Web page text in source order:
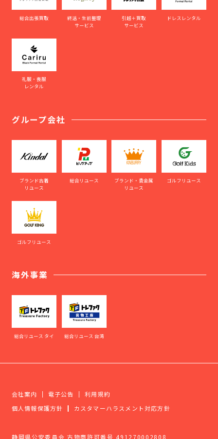
総合出張買取
終活・生前整理
サービス
引越＋買取
サービス
ドレスレンタル
礼服・喪服
レンタル
グループ会社
ブランド古着
リユース
総合リユース
ブランド・貴金属
リユース
ゴルフリユース
ゴルフリユース
海外事業
総合リユース タイ 総合リユース 台湾
会社案内 電子公告
利用規約
個人情報保護方針
カスタマーハラスメント対応方針
静岡県公安委員会 古物商許可番号 491270002808